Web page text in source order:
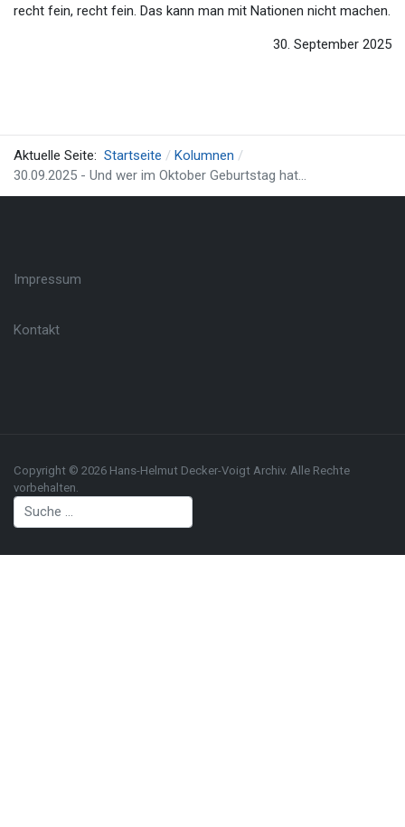
recht fein, recht fein. Das kann man mit Nationen nicht machen.
30. September 2025
Aktuelle Seite: Startseite
Kolumnen
30.09.2025 - Und wer im Oktober Geburtstag hat…
Impressum
Kontakt
Copyright © 2026 Hans-Helmut Decker-Voigt Archiv. Alle Rechte
vorbehalten.
Suchen